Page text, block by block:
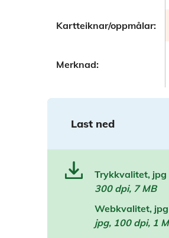
Kartteiknar/oppmålar:
Merknad:
Last ned
Trykkvalitet, jpg
300 dpi, 7 MB
Webkvalitet, jpg
jpg, 100 dpi, 1